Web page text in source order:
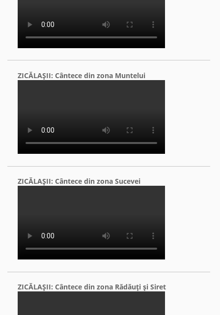
ZICĂLAŞII: Cântece din zona Muntelui
ZICĂLAŞII: Cântece din zona Sucevei
ZICĂLAŞII: Cântece din zona Rădăuţi şi Siret